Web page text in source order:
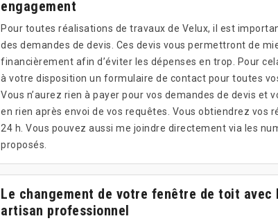
engagement
Pour toutes réalisations de travaux de Velux, il est
des demandes de devis. Ces devis vous permettront de
financièrement afin d’éviter les dépenses en trop. Pour
à votre disposition un formulaire de contact pour toutes
Vous n’aurez rien à payer pour vos demandes de devis et
en rien après envoi de vos requêtes. Vous obtiendrez vos
24 h. Vous pouvez aussi me joindre directement via les
proposés.
Le changement de votre fenêtre de toit avec
artisan professionnel